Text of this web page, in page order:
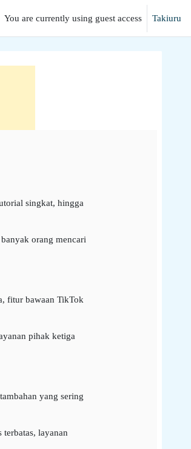
You are currently using guest access Takiuru
singkat, hingga
orang mencari
fitur bawaan TikTok
pihak ketiga
yang sering
layanan